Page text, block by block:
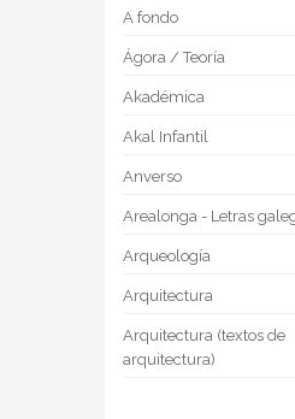
A fondo
Ágora / Teoría
Akadémica
Akal Infantil
Anverso
Arealonga - Letras
Arqueología
Arquitectura
Arquitectura (textos de
arquitectura)